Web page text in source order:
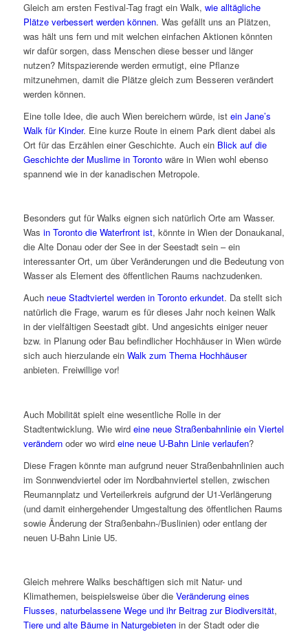
Gleich am ersten Festival-Tag fragt ein Walk, wie alltägliche
Plätze verbessert werden können. Was gefällt uns an Plätzen,
was hält uns fern und mit welchen einfachen Aktionen könnten
wir dafür sorgen, dass Menschen diese besser und länger
nutzen? Mitspazierende werden ermutigt, eine Pflanze
mitzunehmen, damit die Plätze gleich zum Besseren verändert
werden können.
Eine tolle Idee, die auch Wien bereichern würde, ist ein Jane’s
Walk für Kinder. Eine kurze Route in einem Park dient dabei als
Ort für das Erzählen einer Geschichte. Auch ein Blick auf die
Geschichte der Muslime in Torontowäre in Wien wohl ebenso
spannend wie in der kanadischen Metropole.
Besonders gut für Walks eignen sich natürlich Orte am Wasser.
Was in Toronto die Waterfront ist, könnte in Wien der Donaukanal,
die Alte Donau oder der See in der Seestadt sein – ein
interessanter Ort, um über Veränderungen und die Bedeutung von
Wasser als Element des öffentlichen Raums nachzudenken.
Auch neue Stadtviertel werden in Toronto erkundet. Da stellt sich
natürlich die Frage, warum es für dieses Jahr noch keinen Walk
in der vielfältigen Seestadt gibt. Und angesichts einiger neuer
bzw. in Planung oder Bau befindlicher Hochhäuser in Wien würde
sich auch hierzulande ein Walk zum Thema Hochhäuser
anbieten. Freiwillige vor!
Auch Mobilität spielt eine wesentliche Rolle in der
Stadtentwicklung. Wie wird eine neue Straßenbahnlinie ein Viertel
verändernoder wo wird eine neue U-Bahn Linie verlaufen?
Diese Fragen könnte man aufgrund neuer Straßenbahnlinien auch
im Sonnwendviertel oder im Nordbahnviertel stellen, zwischen
Reumannplatz und Verteilerkreis aufgrund der U1-Verlängerung
(und damit einhergehender Umgestaltung des öffentlichen Raums
sowie Änderung der Straßenbahn-/Buslinien) oder entlang der
neuen U-Bahn Linie U5.
Gleich mehrere Walks beschäftigen sich mit Natur- und
Klimathemen, beispielsweise über die Veränderung eines
Flusses, naturbelassene Wege und ihr Beitrag zur Biodiversität,
Tiere und alte Bäume in Naturgebietenin der Stadt oder die